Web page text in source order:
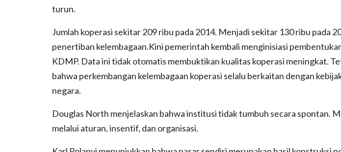
turun.
Jumlah koperasi sekitar 209 ribu pada 2014. Menjadi sekitar 130 ribu pada
penertiban kelembagaan.Kini pemerintah kembali menginisiasi
KDMP. Data ini tidak otomatis membuktikan kualitas koperasi meningkat.
bahwa perkembangan kelembagaan koperasi selalu berkaitan dengan
negara.
Douglas North menjelaskan bahwa institusi tidak tumbuh secara spontan.
melalui aturan, insentif, dan organisasi.